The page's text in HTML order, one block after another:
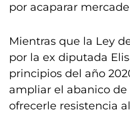
por acaparar
Mientras que la Ley
por la ex diputada
principios del año
ampliar el abanico
ofrecerle resistencia